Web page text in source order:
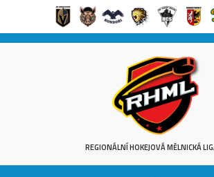
Skip
REGIONÁLNÍ HOKEJOVÁ MĚLNICKÁ